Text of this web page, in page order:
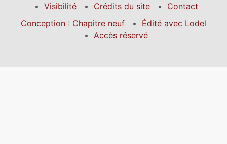
Visibilité
Crédits du site
Contact
Conception : Chapitre neuf
Édité avec Lodel
Accès réservé